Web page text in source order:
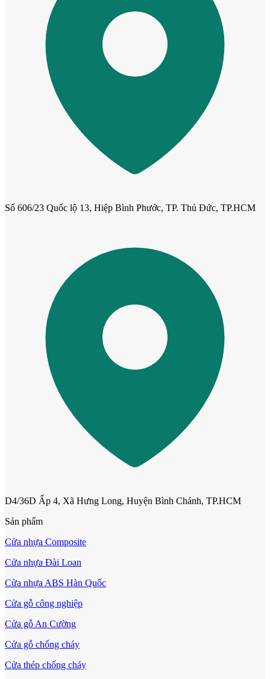
Số 606/23 Quốc lộ 13, Hiệp Bình Phước, TP. Thủ Đức, TP.HCM
D4/36D Ấp 4, Xã Hưng Long, Huyện Bình Chánh, TP.HCM
Sản phẩm
Cửa nhựa Composite
Cửa nhựa Đài Loan
Cửa nhựa ABS Hàn Quốc
Cửa gỗ công nghiệp
Cửa gỗ An Cường
Cửa gỗ chống cháy
Cửa thép chống cháy